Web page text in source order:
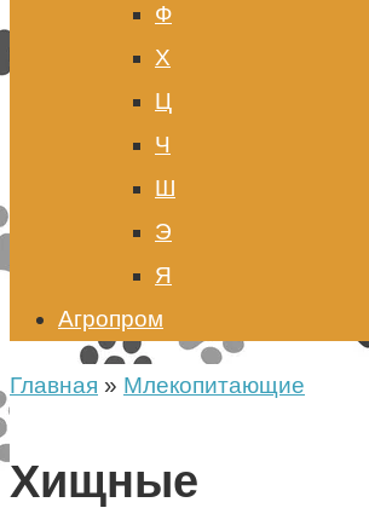
Ф
Х
Ц
Ч
Ш
Э
Я
Агропром
Главная » Млекопитающие
Хищные